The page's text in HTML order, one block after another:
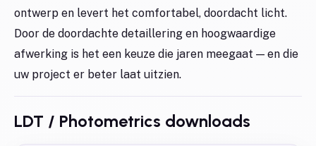
ontwerp en levert het comfortabel, doordacht licht.
Door de doordachte detaillering en hoogwaardige
afwerking is het een keuze die jaren meegaat — en die
uw project er beter laat uitzien.
LDT / Photometrics downloads